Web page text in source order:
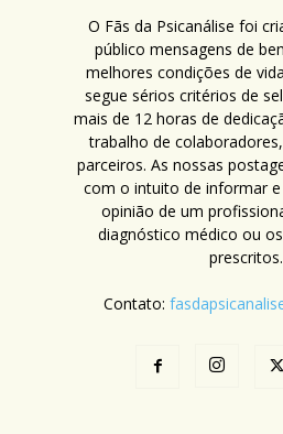
O Fãs da Psicanálise foi
público mensagens de
melhores condições de
segue sérios critérios de
mais de 12 horas de
trabalho de
parceiros. As nossas
com o intuito de informar
opinião de um
diagnóstico médico ou
prescritos.
Contato: